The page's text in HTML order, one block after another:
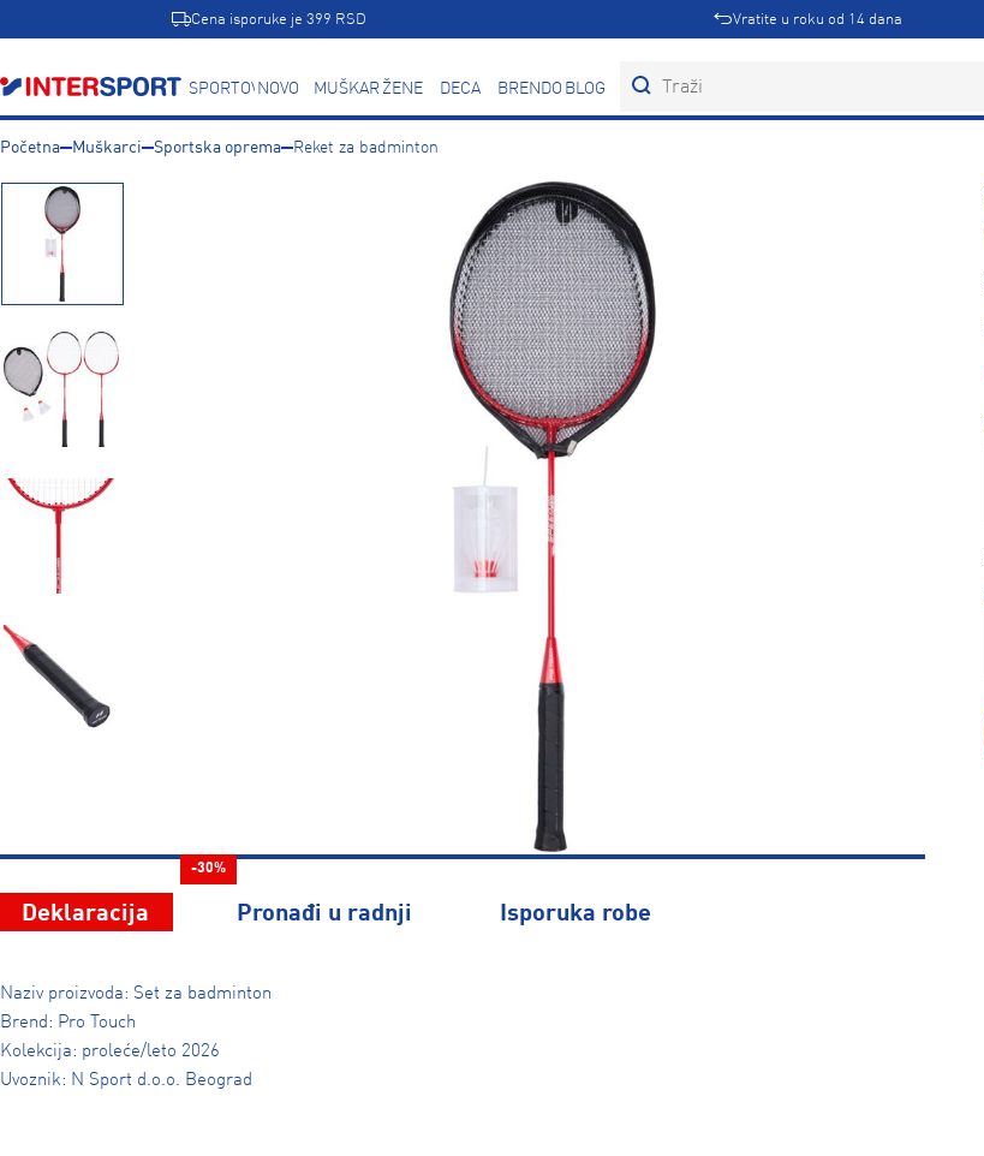
Cena isporuke je 399 RSD Vratite u roku od 14 dana
SPORTOVINOVO MUŠKARCIŽENE DECA BRENDOVIBLOG
Početna Muškarci Sportska oprema Reket za badminton
-30%
Deklaracija Pronađi u radnji Isporuka robe
Naziv proizvoda: Set za badminton
Brend: Pro Touch
Kolekcija: proleće/leto 2026
Uvoznik: N Sport d.o.o. Beograd